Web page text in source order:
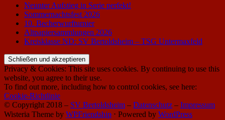
Neunter Aufstieg in Serie perfekt!
Sommernachtsfest 2026
10. Becherwurfturnier
Altpapiersammlungen 2026
Kreisklasse ND: SV Bertoldsheim – TSG Untermaxfeld
Privacy & Cookies: This site uses cookies. By continuing to use this
website, you agree to their use.
To find out more, including how to control cookies, see here:
Cookie-Richtlinie
© Copyright 2018 – SV Bertoldsheim – Datenschutz – Impressum
Wisteria Theme by WPFriendship ⋅ Powered by WordPress